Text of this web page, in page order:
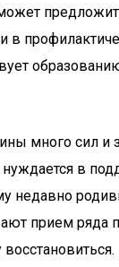
в
много сил и
в
недавно
прием ряда